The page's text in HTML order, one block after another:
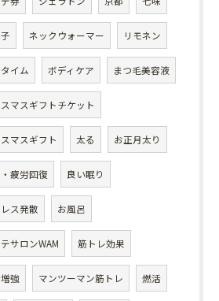
ネックウォーマー リモネン
イム ボディケア まつ毛美容液
マスギフトチケット
マスギフト 太る お正月太り
疲労回復 良い眠り
ス発散 お風呂
サロンWAM 筋トレ効果
強 マンツーマン筋トレ 燃活